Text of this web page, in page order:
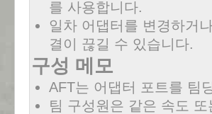
를 사용합니다.
일차 어댑터를 변경하거
결이 끊길 수 있습니다.
구성 메모
AFT는 어댑터 포트를 팀
팀 구성원은 같은 속도